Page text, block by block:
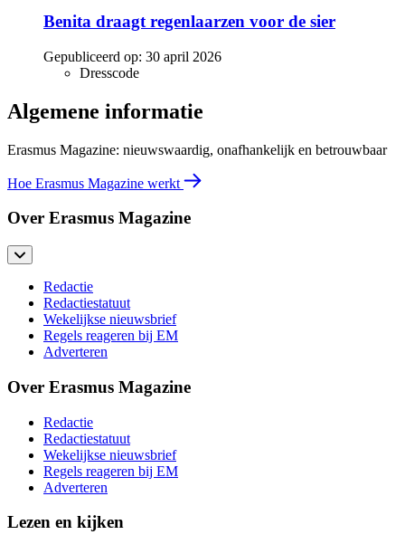
Benita draagt regenlaarzen voor de sier
Gepubliceerd op: 30 april 2026
Dresscode
Algemene informatie
Erasmus Magazine: nieuwswaardig, onafhankelijk en betrouwbaar
Hoe Erasmus Magazine werkt
Over Erasmus Magazine
Redactie
Redactiestatuut
Wekelijkse nieuwsbrief
Regels reageren bij EM
Adverteren
Over Erasmus Magazine
Redactie
Redactiestatuut
Wekelijkse nieuwsbrief
Regels reageren bij EM
Adverteren
Lezen en kijken